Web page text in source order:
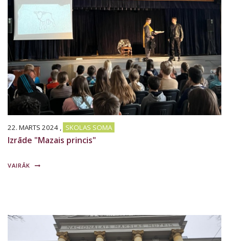
22. MARTS 2024 , SKOLAS SOMA
Izrāde "Mazais princis"
VAIRĀK